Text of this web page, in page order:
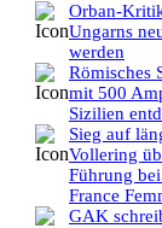
Orban-
Ungarns
werden
Römisches
mit 500
Sizilien
Sieg auf
Vollering
Führung
France
GAK